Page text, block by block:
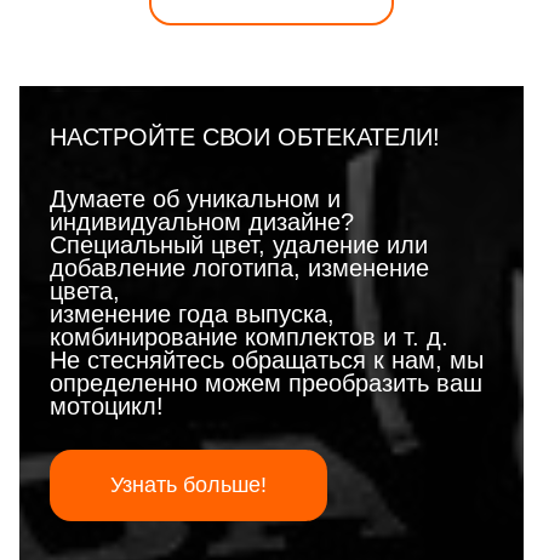
НАСТРОЙТЕ СВОИ ОБТЕКАТЕЛИ!
Думаете об уникальном и
индивидуальном дизайне?
Специальный цвет, удаление или
добавление логотипа, изменение
цвета,
изменение года выпуска,
комбинирование комплектов и т. д.
Не стесняйтесь обращаться к нам, мы
определенно можем преобразить ваш
мотоцикл!
Узнать больше!